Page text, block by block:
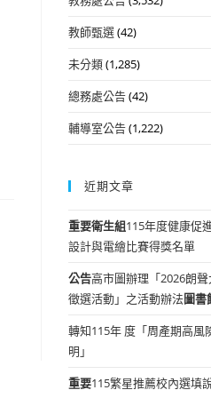
教師甄選(42)
未分類(1,285)
總務處公告(42)
輔導室公告(1,222)
近期文章
重要衛生組115年度健康促
設計與電繪比賽得獎名單
公告高市圖辦理「2026朗
徵選活動」之活動辦法圖書
轉知115年 度「周產期高風
明」
重要115繁星推薦校內選填